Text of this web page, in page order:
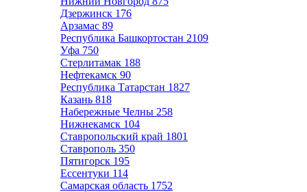
Дзержинск 176
Арзамас 89
Республика Башкортостан 2109
Уфа 750
Стерлитамак 188
Нефтекамск 90
Республика Татарстан 1827
Казань 818
Набережные Челны 258
Нижнекамск 104
Ставропольский край 1801
Ставрополь 350
Пятигорск 195
Ессентуки 114
Самарская область 1752